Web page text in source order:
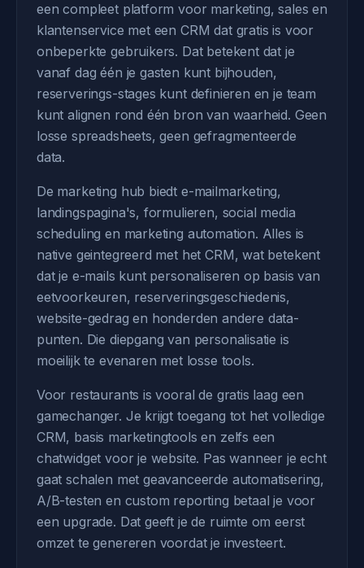
een compleet platform voor marketing, sales en
klantenservice met een CRM dat gratis is voor
onbeperkte gebruikers. Dat betekent dat je
vanaf dag één je gasten kunt bijhouden,
reserverings-stages kunt definieren en je team
kunt alignen rond één bron van waarheid. Geen
losse spreadsheets, geen gefragmenteerde
data.
De marketing hub biedt e-mailmarketing,
landingspagina's, formulieren, social media
scheduling en marketing automation. Alles is
native geintegreerd met het CRM, wat betekent
dat je e-mails kunt personaliseren op basis van
eetvoorkeuren, reserveringsgeschiedenis,
website-gedrag en honderden andere data-
punten. Die diepgang van personalisatie is
moeilijk te evenaren met losse tools.
Voor restaurants is vooral de gratis laag een
gamechanger. Je krijgt toegang tot het volledige
CRM, basis marketingtools en zelfs een
chatwidget voor je website. Pas wanneer je echt
gaat schalen met geavanceerde automatisering,
A/B-testen en custom reporting betaal je voor
een upgrade. Dat geeft je de ruimte om eerst
omzet te genereren voordat je investeert.